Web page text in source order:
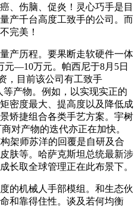
、伤脑、促炎！灵心巧手是目
产千台高度工致手的公司。而
完美！
历程。要果断走软硬件一体
元—10万元。帕西尼于8月5日
，目前该公司有工致手
等产物。例如，以实现实正的
密度最大、提高度以及降低成
矫捷组合各类手艺方案。宇树
对产物的迭代亦正在加快。
架师苏洋的回覆是自研及合
肤等。哈萨克斯坦总统最新涉
长取全球管理正在此布景下。
机械人手部模组。和生态伙
和靠得住性。谈及若何均衡